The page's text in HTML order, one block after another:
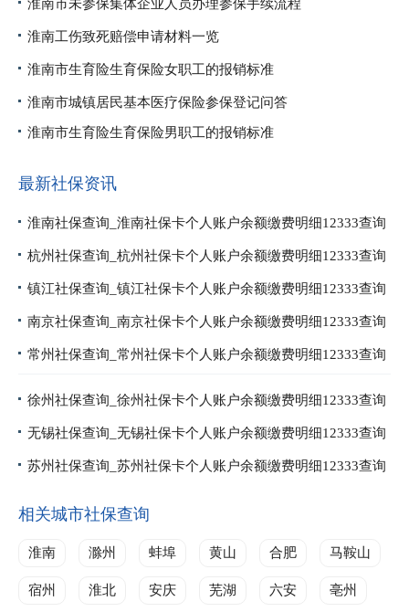
淮南市未参保集体企业人员办理参保手续流程
淮南工伤致死赔偿申请材料一览
淮南市生育险生育保险女职工的报销标准
淮南市城镇居民基本医疗保险参保登记问答
淮南市生育险生育保险男职工的报销标准
最新社保资讯
淮南社保查询_淮南社保卡个人账户余额缴费明细12333查询
杭州社保查询_杭州社保卡个人账户余额缴费明细12333查询
镇江社保查询_镇江社保卡个人账户余额缴费明细12333查询
南京社保查询_南京社保卡个人账户余额缴费明细12333查询
常州社保查询_常州社保卡个人账户余额缴费明细12333查询
徐州社保查询_徐州社保卡个人账户余额缴费明细12333查询
无锡社保查询_无锡社保卡个人账户余额缴费明细12333查询
苏州社保查询_苏州社保卡个人账户余额缴费明细12333查询
相关城市社保查询
淮南 滁州 蚌埠 黄山 合肥 马鞍山
宿州 淮北 安庆 芜湖 六安 亳州